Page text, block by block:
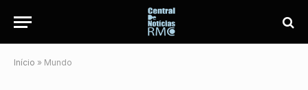
Início » Mundo